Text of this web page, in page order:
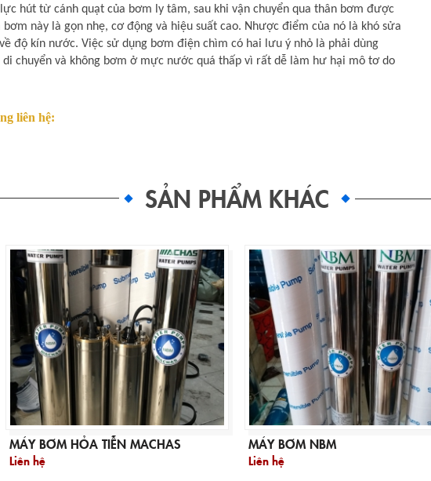
hút từ cánh quạt của bơm ly tâm, sau khi vận chuyển qua thân bơm được
này là gọn nhẹ, cơ động và hiệu suất cao. Nhược điểm của nó là khó sửa
độ kín nước. Việc sử dụng bơm điện chìm có hai lưu ý nhỏ là phải dùng
chuyển và không bơm ở mực nước quá thấp vì rất dễ làm hư hại mô tơ do
liên hệ:
SẢN PHẨM KHÁC
MÁY BƠM HỎA TIỄN MACHAS
Liên hệ
MÁY BƠM NBM
Liên hệ